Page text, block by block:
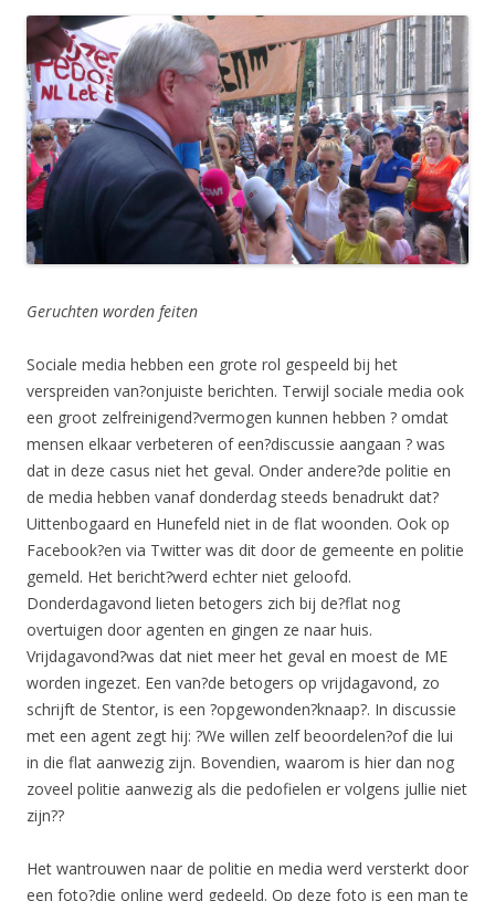
Geruchten worden feiten
Sociale media hebben een grote rol gespeeld bij het
verspreiden van?onjuiste berichten. Terwijl sociale media ook
een groot zelfreinigend?vermogen kunnen hebben ? omdat
mensen elkaar verbeteren of een?discussie aangaan ? was
dat in deze casus niet het geval. Onder andere?de politie en
de media hebben vanaf donderdag steeds benadrukt dat?
Uittenbogaard en Hunefeld niet in de flat woonden. Ook op
Facebook?en via Twitter was dit door de gemeente en politie
gemeld. Het bericht?werd echter niet geloofd.
Donderdagavond lieten betogers zich bij de?flat nog
overtuigen door agenten en gingen ze naar huis.
Vrijdagavond?was dat niet meer het geval en moest de ME
worden ingezet. Een van?de betogers op vrijdagavond, zo
schrijft de Stentor, is een ?opgewonden?knaap?. In discussie
met een agent zegt hij: ?We willen zelf beoordelen?of die lui
in die flat aanwezig zijn. Bovendien, waarom is hier dan nog
zoveel politie aanwezig als die pedofielen er volgens jullie niet
zijn??
Het wantrouwen naar de politie en media werd versterkt door
een foto?die online werd gedeeld. Op deze foto is een man te